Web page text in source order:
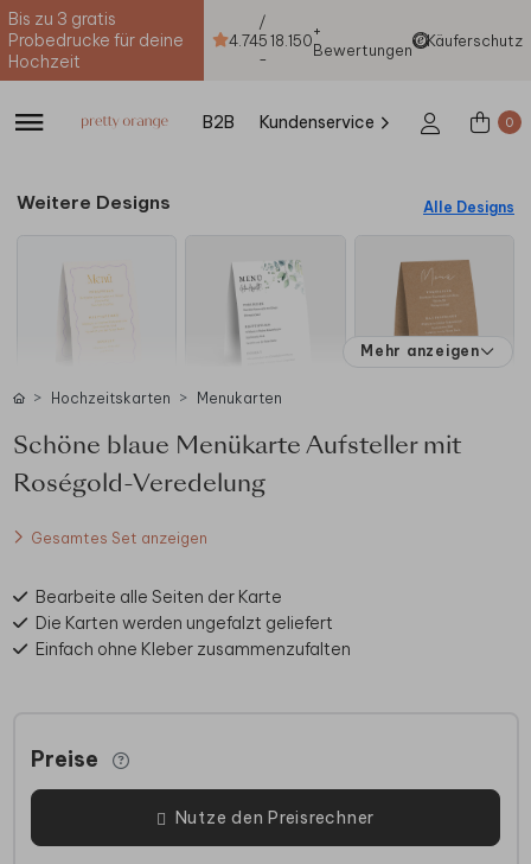
Bis zu 3 gratis
Probedrucke für deine
Hochzeit
4.74
/
5
-
18.150+
Bewertungen
Käuferschutz
B2B Kundenservice 0
Weitere Designs Alle Designs
Mehr anzeigen
Hochzeitskarten Menukarten
Schöne blaue Menükarte Aufsteller mit
Roségold-Veredelung
Gesamtes Set anzeigen
Bearbeite alle Seiten der Karte
Die Karten werden ungefalzt geliefert
Einfach ohne Kleber zusammenzufalten
Preise
Nutze den Preisrechner